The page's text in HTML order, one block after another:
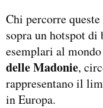
Chi percorre
sopra un hotspot
esemplari al
delle Madonie,
rappresentano il
in Europa.